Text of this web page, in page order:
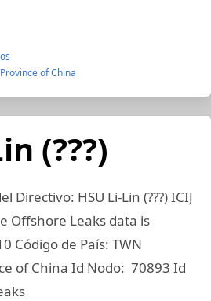
of China
(???)
Directivo: HSU Li-Lin (???) ICIJ
Offshore Leaks data is
Código de País: TWN
of China Id Nodo: 70893 Id